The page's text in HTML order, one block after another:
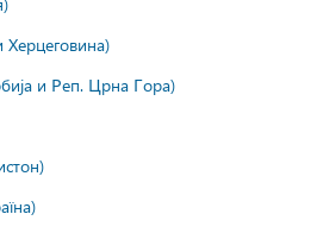
Херцеговина)
и Реп. Црна Гора)